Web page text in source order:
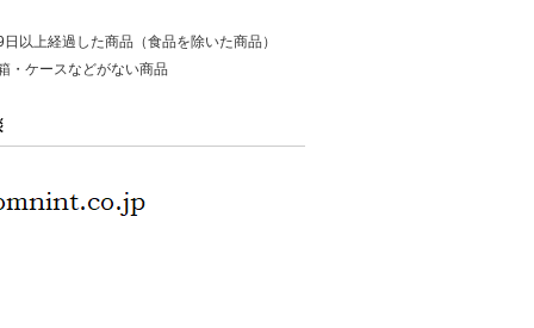
以上経過した商品（食品を除いた商品）
・ケースなどがない商品